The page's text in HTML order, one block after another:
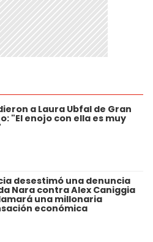
a Laura Ubfal de Gran
"El enojo con ella es muy
desestimó una denuncia
Nara contra Alex Caniggia
una millonaria
económica